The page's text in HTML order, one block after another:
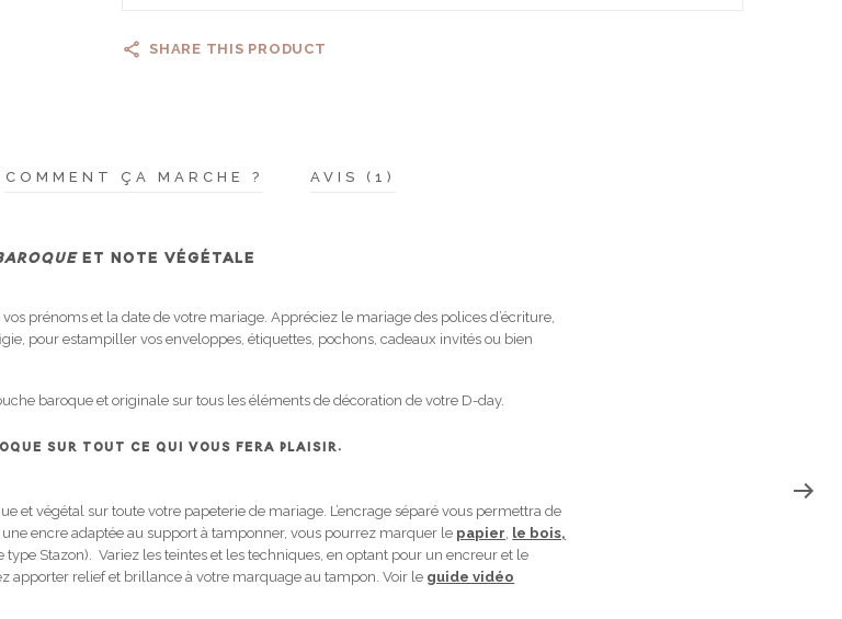
SHARE THIS PRODUCT
COMMENT ÇA MARCHE ? AVIS (1)
ET NOTE VÉGÉTALE
prénoms et la date de votre mariage. Appréciez le mariage des polices d’écriture,
pour estampiller vos enveloppes, étiquettes, pochons, cadeaux invités ou bien
baroque et originale sur tous les éléments de décoration de votre D-day.
SUR TOUT CE QUI VOUS FERA PLAISIR.
et végétal sur toute votre papeterie de mariage. L’encrage séparé vous permettra de
encre adaptée au support à tamponner, vous pourrez marquer le papier le bois,
type Stazon). Variez les teintes et les techniques, en optant pour un encreur et le
apporter relief et brillance à votre marquage au tampon. Voir le guide vidéo